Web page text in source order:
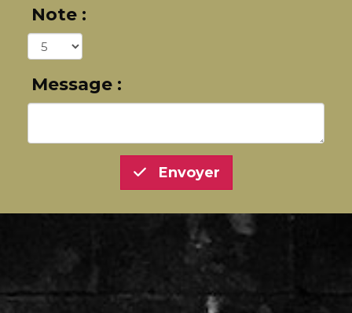
Note :
Message :
Envoyer